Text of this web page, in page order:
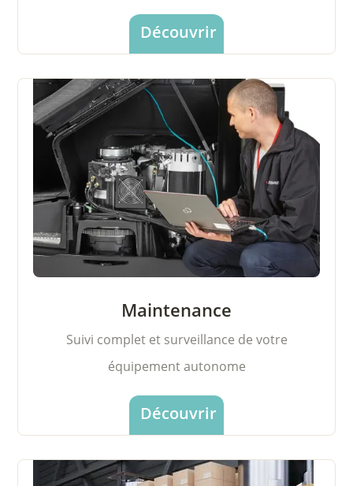
Découvrir
Maintenance
Suivi complet et surveillance de votre
équipement autonome
Découvrir